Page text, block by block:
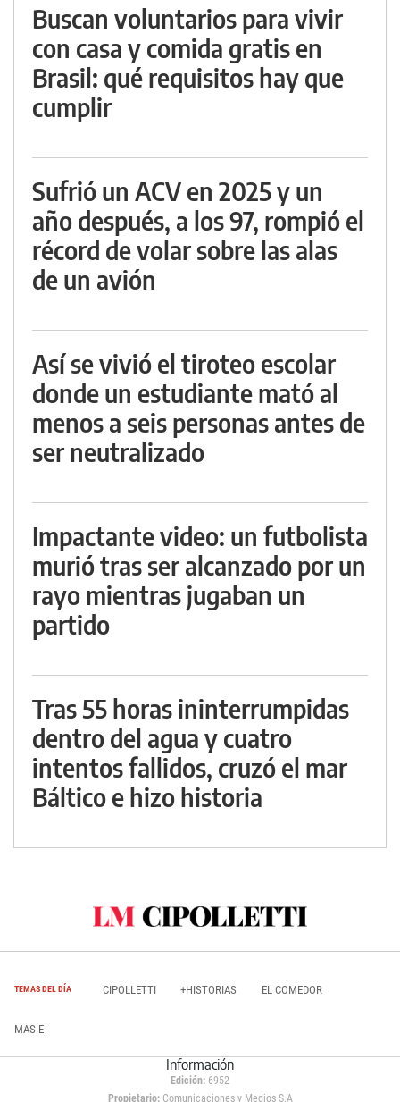
Buscan voluntarios para vivir
con casa y comida gratis en
Brasil: qué requisitos hay que
cumplir
Sufrió un ACV en 2025 y un
año después, a los 97, rompió el
récord de volar sobre las alas
de un avión
Así se vivió el tiroteo escolar
donde un estudiante mató al
menos a seis personas antes de
ser neutralizado
Impactante video: un futbolista
murió tras ser alcanzado por un
rayo mientras jugaban un
partido
Tras 55 horas ininterrumpidas
dentro del agua y cuatro
intentos fallidos, cruzó el mar
Báltico e hizo historia
TEMAS DEL DÍA CIPOLLETTI +HISTORIAS EL COMEDOR
MAS E
Información
Edición: 6952
Propietario:Comunicaciones y Medios S.A